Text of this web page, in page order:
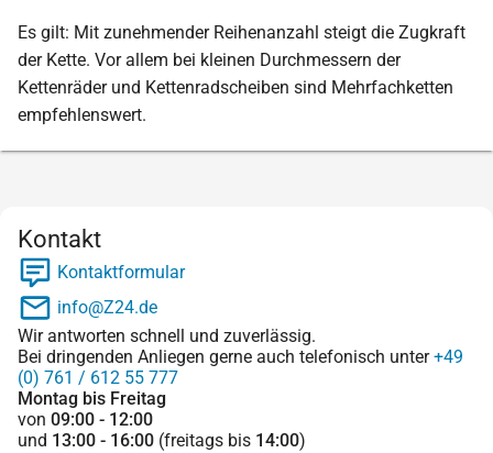
Es gilt: Mit zunehmender Reihenanzahl steigt die Zugkraft
der Kette. Vor allem bei kleinen Durchmessern der
Kettenräder und Kettenradscheiben sind Mehrfachketten
empfehlenswert.
Kontakt
Kontaktformular
info@Z24.de
Wir antworten schnell und zuverlässig.
Bei dringenden Anliegen gerne auch telefonisch unter+49
(0) 761 / 612 55 777
Montag bis Freitag
von 09:00 - 12:00
und 13:00 - 16:00 (freitags bis 14:00)